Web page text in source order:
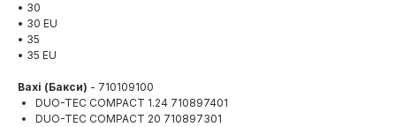
• 30
• 30 EU
• 35
• 35 EU
Baxi (Бакси) - 710109100
DUO-TEC COMPACT 1.24 710897401
DUO-TEC COMPACT 20 710897301